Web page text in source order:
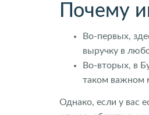
Почему
Во-первых,
выручку в
Во-вторых, в
таком важном
Однако, если у вас